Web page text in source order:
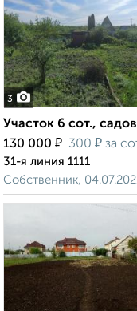
3
Участок 6 сот.,
130 000 ₽ 300 ₽ за
31-я линия 1111
Собственник,